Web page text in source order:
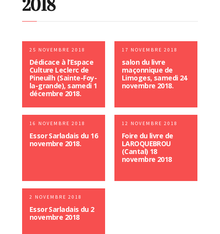
2018
25 NOVEMBRE 2018
Dédicace à l’Espace
Culture Leclerc de
Pineuilh (Sainte-Foy-
la-grande), samedi 1
décembre 2018.
17 NOVEMBRE 2018
salon du livre
maçonnique de
Limoges, samedi 24
novembre 2018.
16 NOVEMBRE 2018
Essor Sarladais du 16
novembre 2018.
12 NOVEMBRE 2018
Foire du livre de
LAROQUEBROU
(Cantal) 18
novembre 2018
2 NOVEMBRE 2018
Essor Sarladais du 2
novembre 2018